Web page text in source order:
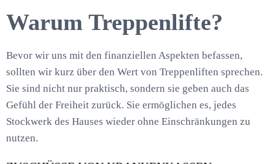
Warum Treppenlifte?
Bevor wir uns mit den finanziellen Aspekten befassen,
sollten wir kurz über den Wert von Treppenliften sprechen.
Sie sind nicht nur praktisch, sondern sie geben auch das
Gefühl der Freiheit zurück. Sie ermöglichen es, jedes
Stockwerk des Hauses wieder ohne Einschränkungen zu
nutzen.